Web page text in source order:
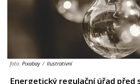
foto: Pixabay / Ilustrativní
Energetický regulační úřad před